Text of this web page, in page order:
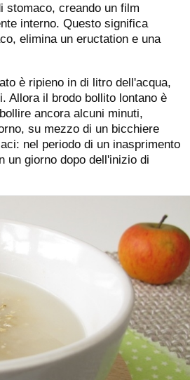
stomaco, creando un film
interno. Questo significa
elimina un eructation e una
è ripieno in di litro dell'acqua,
Allora il brodo bollito lontano è
ancora alcuni minuti,
su mezzo di un bicchiere
nel periodo di un inasprimento
un giorno dopo dell'inizio di